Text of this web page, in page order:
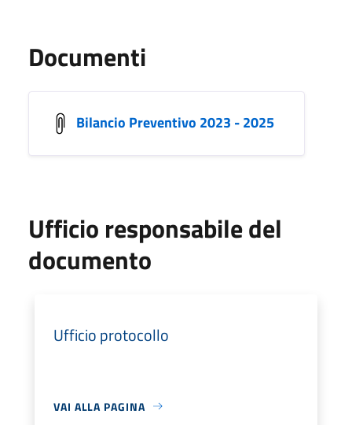
Documenti
Bilancio Preventivo 2023 - 2025
Ufficio responsabile del
documento
Ufficio protocollo
VAI ALLA PAGINA